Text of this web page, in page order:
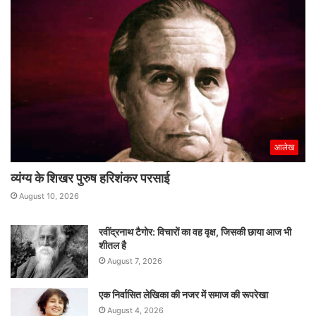
आलेख
व्यंग्य के शिखर पुरुष हरिशंकर परसाई
August 10, 2026
रवींद्रनाथ टैगोर: विचारों का वह वृक्ष, जिसकी छाया आज भी
शीतल है
August 7, 2026
एक निर्वासित लेखिका की नजर में समाज की रूपरेखा
August 4, 2026